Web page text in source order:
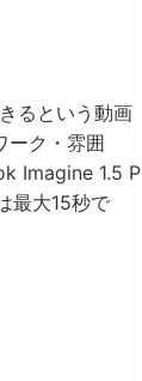
るという動画
ーク・雰囲
Imagine 1.5 P
最大15秒で